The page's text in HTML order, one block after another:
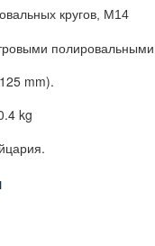
кругов, M14
полировальными
mm).
kg